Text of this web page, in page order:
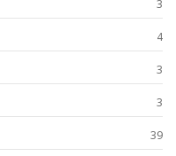
3
4
3
3
39